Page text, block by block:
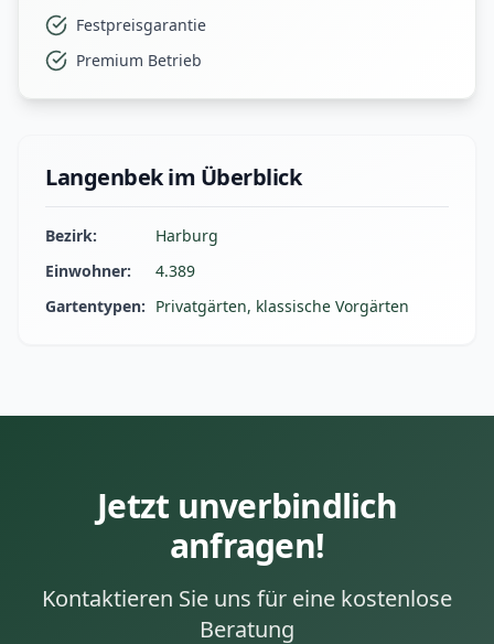
Festpreisgarantie
Premium Betrieb
Langenbek im Überblick
Bezirk:
Harburg
Einwohner:
4.389
Gartentypen: Privatgärten, klassische Vorgärten
Jetzt unverbindlich
anfragen!
Kontaktieren Sie uns für eine kostenlose
Beratung